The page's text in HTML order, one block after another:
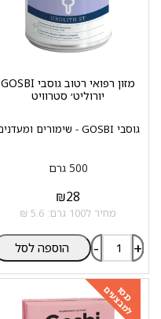
גוסבי GOSBI - שימורים ומעדנים
מזון רפואי רטוב גוסבי GOSBI
יורוליט׳ סטרוויט
500 גרם
₪28
מחיר ל100 גרם: 5.6 ₪
- + הוספה לסל
כנסו
למבצעים